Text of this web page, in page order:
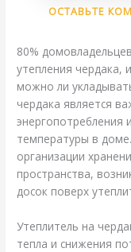
ОСТАВЬТЕ
80%
утепления чердака,
можно ли
чердака является
температуры в
организации
пространства,
досок поверх
Утеплитель на
тепла и снижения